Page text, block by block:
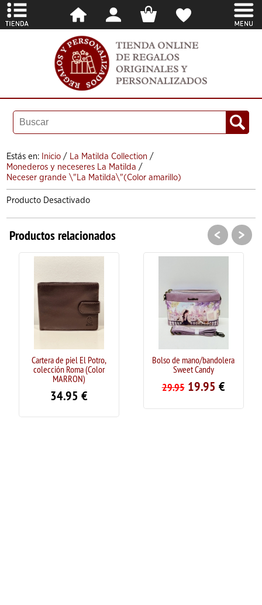
Estás en: Inicio / La Matilda Collection /
Monederos y neceseres La Matilda /
Neceser grande \"La Matilda\"(Color amarillo)
Producto Desactivado
Productos relacionados
Cartera de piel El Potro,
colección Roma (Color
MARRON)
34.95 €
Bolso de mano/bandolera
Sweet Candy
29.95 19.95 €
< >